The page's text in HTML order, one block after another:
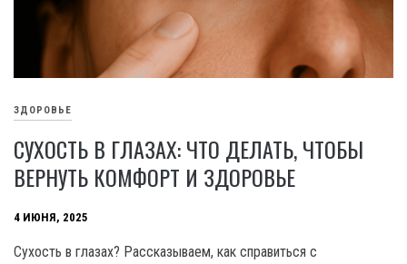
ЗДОРОВЬЕ
СУХОСТЬ В ГЛАЗАХ: ЧТО ДЕЛАТЬ, ЧТОБЫ
ВЕРНУТЬ КОМФОРТ И ЗДОРОВЬЕ
4 ИЮНЯ, 2025
Сухость в глазах? Рассказываем, как справиться с